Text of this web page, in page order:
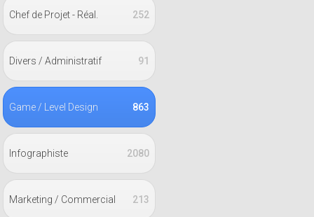
252
Chef de Projet - Réal.
91
Divers / Administratif
863
Game / Level Design
2080
Infographiste
213
Marketing / Commercial